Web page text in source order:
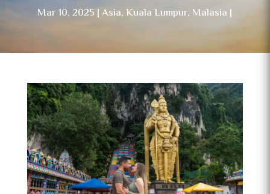
Mar 10, 2025 Asia,Kuala Lumpur, Malasia